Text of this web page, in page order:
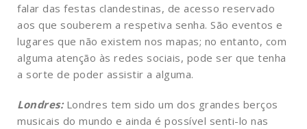
falar das festas clandestinas, de acesso reservado
aos que souberem a respetiva senha. São eventos e
lugares que não existem nos mapas; no entanto, com
alguma atenção às redes sociais, pode ser que tenha
a sorte de poder assistir a alguma.
Londres:Londres tem sido um dos grandes berços
musicais do mundo e ainda é possível senti-lo nas